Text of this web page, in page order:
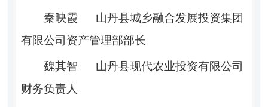
秦映霞 山丹县城乡融合发展投资集团
有限公司资产管理部部长
魏其智 山丹县现代农业投资有限公司
财务负责人